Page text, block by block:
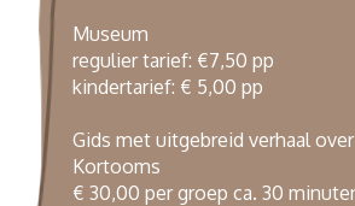
Museum
regulier tarief: €7,50 pp
kindertarief: € 5,00 pp
Gids met uitgebreid verhaal
Kortooms
€ 30,00 per groep ca. 30